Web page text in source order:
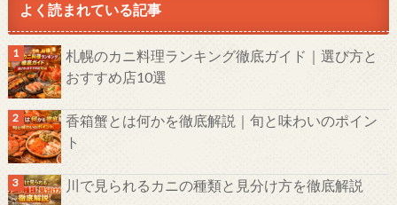
よく読まれている記事
札幌のカニ料理ランキング徹底ガイド｜選び方と
おすすめ店10選
香箱蟹とは何かを徹底解説｜旬と味わいのポイン
ト
川で見られるカニの種類と見分け方を徹底解説